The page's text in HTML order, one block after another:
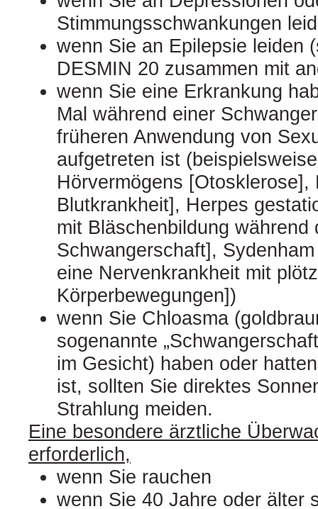
Stimmungsschwankungen
wenn Sie an Epilepsie leiden
DESMIN 20 zusammen mit
wenn Sie eine Erkrankung
Mal während einer
früheren Anwendung von
aufgetreten ist
Hörvermögens [Otosklerose],
Blutkrankheit], Herpes
mit Bläschenbildung während
Schwangerschaft],
eine Nervenkrankheit mit
Körperbewegungen])
wenn Sie Chloasma
sogenannte
im Gesicht) haben oder
ist, sollten Sie direktes
Strahlung meiden.
Eine besondere ärztliche
erforderlich,
wenn Sie rauchen
wenn Sie 40 Jahre oder älter